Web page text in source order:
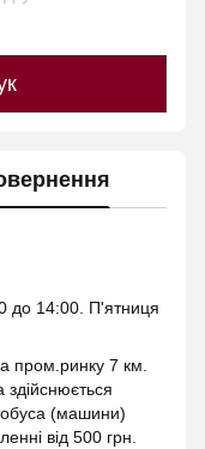
до 14:00. П'ятниця
пром.ринку 7 км.
(машини)
від 500 грн.